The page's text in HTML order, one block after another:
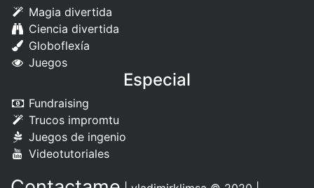
Magia divertida
Ciencia divertida
Globoflexía
Juegos
Especial
Fundraising
Trucos impromtu
Juegos de ingenio
Videotutoriales